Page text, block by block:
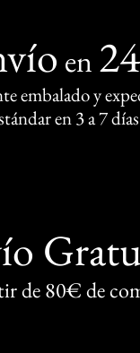
en
embalado y
en 3 a 7
de 80€ de